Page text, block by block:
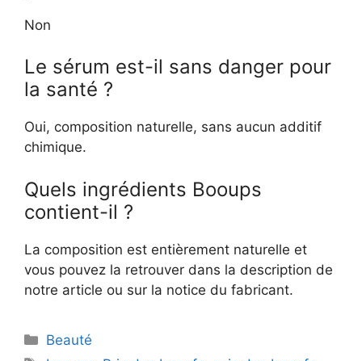
Non
Le sérum est-il sans danger pour
la santé ?
Oui, composition naturelle, sans aucun additif
chimique.
Quels ingrédients Booups
contient-il ?
La composition est entièrement naturelle et
vous pouvez la retrouver dans la description de
notre article ou sur la notice du fabricant.
Catégories
Beauté